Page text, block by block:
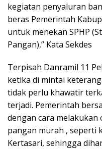
kegiatan penyaluran
beras Pemerintah
untuk menekan SPHP
Pangan),” Kata Sekdes
Terpisah Danramil 11
ketika di mintai
tidak perlu khawatir
terjadi. Pemerintah
dengan cara
pangan murah , seperti
Kertasari, sehingga